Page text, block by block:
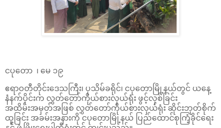
ငပုဝောာ ၊ မေ ၁၉
ဧရာဝတီတိုင်းဒေသကြီး၊ ပုသိမ်ခရိုင်၊ ငပုတောမြို့နယ်တွင် ယနေ့
နံနက်ပိုင်းက လွှတ်တော်ကိုယ်စားလှယ်ရုံး ဖွင့်လှစ်ခြင်း
အထိမ်းအမှတ်အဖြစ် လွှတ်တော်ကိုယ်စားလှယ်ရုံး ဆိုင်းဘုတ်စိုက်
ထူခြင်း အခမ်းအနားကို ငပုတောမြို့နယ် ပြည်ထောင်စုကြံ့ခိုင်ရေး